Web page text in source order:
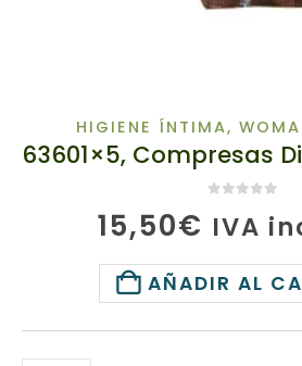
HIGIENE ÍNTIMA,
15,50€ IVA
AÑADIR AL